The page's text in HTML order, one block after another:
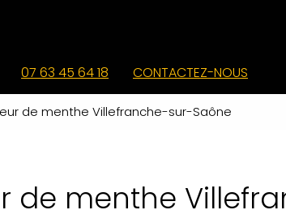
07 63 45 64 18 CONTACTEZ-NOUS
de menthe Villefranche-sur-Saône
de menthe